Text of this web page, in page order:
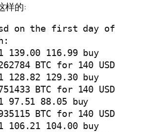
样的:
on the first day of
139.00 116.99 buy
BTC for 140 USD
128.82 129.30 buy
BTC for 140 USD
97.51 88.05 buy
BTC for 140 USD
106.21 104.00 buy